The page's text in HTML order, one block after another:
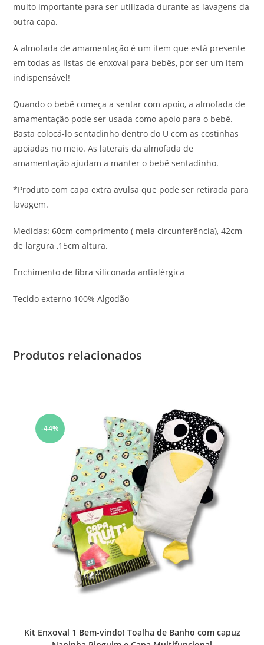
muito importante para ser utilizada durante as lavagens da
outra capa.
A almofada de amamentação é um item que está presente
em todas as listas de enxoval para bebês, por ser um item
indispensável!
Quando o bebê começa a sentar com apoio, a almofada de
amamentação pode ser usada como apoio para o bebê.
Basta colocá-lo sentadinho dentro do U com as costinhas
apoiadas no meio. As laterais da almofada de
amamentação ajudam a manter o bebê sentadinho.
*Produto com capa extra avulsa que pode ser retirada para
lavagem.
Medidas: 60cm comprimento ( meia circunferência), 42cm
de largura ,15cm altura.
Enchimento de fibra siliconada antialérgica
Tecido externo 100% Algodão
Produtos relacionados
-44%
Kit Enxoval 1 Bem-vindo! Toalha de Banho com capuz